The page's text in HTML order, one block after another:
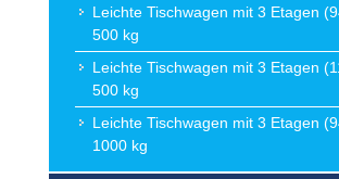
Leichte Tischwagen mit 3 Etagen
500 kg
Leichte Tischwagen mit 3 Etagen
500 kg
Leichte Tischwagen mit 3 Etagen
1000 kg